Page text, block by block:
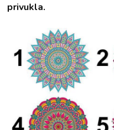
privukla.